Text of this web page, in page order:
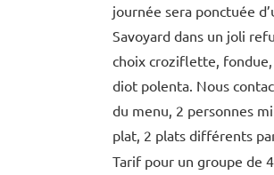
journée sera ponctuée
Savoyard dans un joli
choix croziflette, fondue,
diot polenta. Nous
du menu, 2 personnes
plat, 2 plats différents
Tarif pour un groupe de